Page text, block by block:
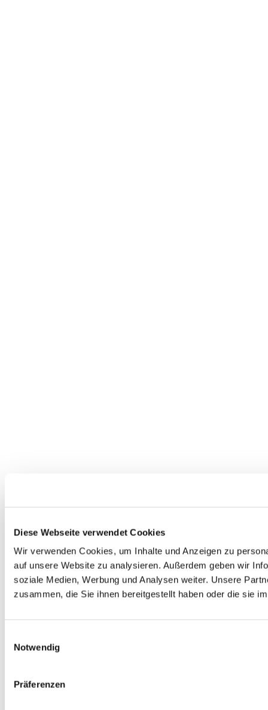
Diese Webseite verwendet Cookies
Wir verwenden Cookies, um Inhalte und Anzeigen zu
auf unsere Website zu analysieren. Außerdem geben wir
soziale Medien, Werbung und Analysen weiter. Unsere
zusammen, die Sie ihnen bereitgestellt haben oder die sie
Notwendig
Präferenzen